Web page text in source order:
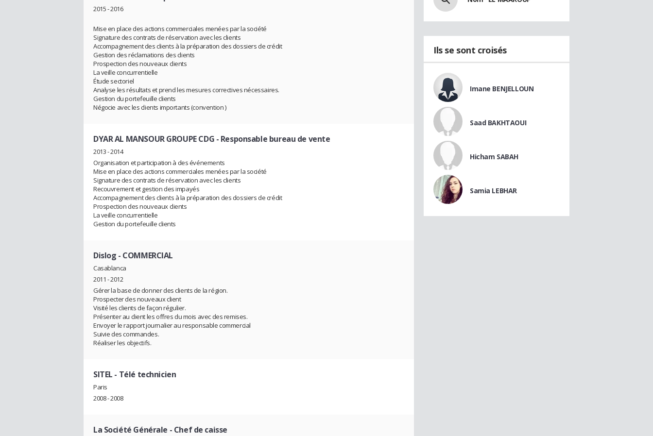
2015 - 2016
Mise en place des actions commerciales menées par la société
Signature des contrats de réservation avec les clients
Accompagnement des clients à la préparation des dossiers de crédit
Gestion des réclamations des clients
Prospection des nouveaux clients
La veille concurrentielle
Étude sectoriel
Analyse les résultats et prend les mesures correctives nécessaires.
Gestion du portefeuille clients
Négocie avec les clients importants (convention )
DYAR AL MANSOUR GROUPE CDG - Responsable bureau de vente
2013 - 2014
Organisation et participation à des événements
Mise en place des actions commerciales menées par la société
Signature des contrats de réservation avec les clients
Recouvrement et gestion des impayés
Accompagnement des clients à la préparation des dossiers de crédit
Prospection des nouveaux clients
La veille concurrentielle
Gestion du portefeuille clients
Dislog - COMMERCIAL
Casablanca
2011 - 2012
Gérer la base de donner des clients de la région.
Prospecter des nouveaux client
Visité les clients de façon régulier.
Présenter au client les offres du mois avec des remises.
Envoyer le rapport journalier au responsable commercial
Suivie des commandes.
Réaliser les objectifs.
SITEL - Télé technicien
Paris
2008 - 2008
La Société Générale - Chef de caisse
Ils se sont croisés
Imane BENJELLOUN
Saad BAKHTAOUI
Hicham SABAH
Samia LEBHAR